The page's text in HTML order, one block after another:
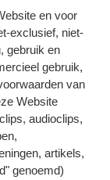
en voor
exclusief, niet-
gebruik en
gebruik,
van
Website
audioclips,
artikels,
genoemd)